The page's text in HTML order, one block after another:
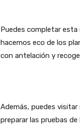
Puedes completar
hacemos eco de los
con antelación y
Además, puedes
preparar las pruebas